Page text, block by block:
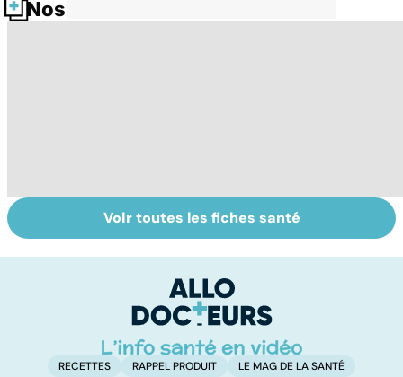
Nos fiches santé
Médecins
étrangers : des
Tout savoir sur
les infections
Voir toutes les fiches santé
RECETTES RAPPEL PRODUIT
LE MAG DE LA SANTÉ